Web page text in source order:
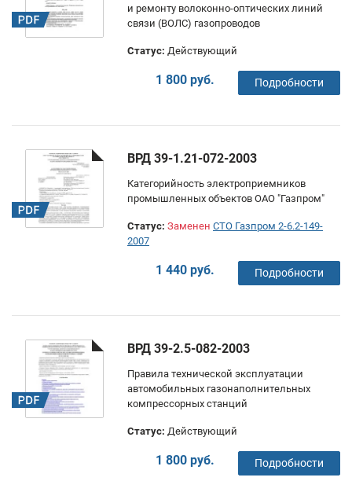
и ремонту волоконно-оптических линий
связи (ВОЛС) газопроводов
Статус: Действующий
1 800 руб. Подробности
ВРД 39-1.21-072-2003
Категорийность электроприемников
промышленных объектов ОАО "Газпром"
Статус: Заменен СТО Газпром 2-6.2-149-
2007
1 440 руб. Подробности
ВРД 39-2.5-082-2003
Правила технической эксплуатации
автомобильных газонаполнительных
компрессорных станций
Статус: Действующий
1 800 руб. Подробности